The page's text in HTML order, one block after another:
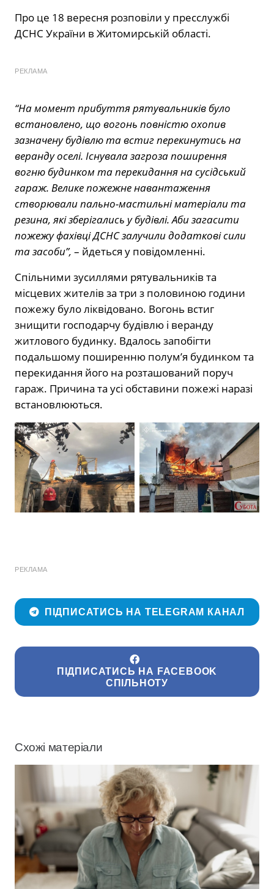
Про це 18 вересня розповіли у пресслужбі
ДСНС України в Житомирській області.
РЕКЛАМА
“На момент прибуття рятувальників було
встановлено, що вогонь повністю охопив
зазначену будівлю та встиг перекинутись на
веранду оселі. Існувала загроза поширення
вогню будинком та перекидання на сусідський
гараж. Велике пожежне навантаження
створювали пально-мастильні матеріали та
резина, які зберігались у будівлі. Аби загасити
пожежу фахівці ДСНС залучили додаткові сили
та засоби”, – йдеться у повідомленні.
Спільними зусиллями рятувальників та
місцевих жителів за три з половиною години
пожежу було ліквідовано. Вогонь встиг
знищити господарчу будівлю і веранду
житлового будинку. Вдалось запобігти
подальшому поширенню полумʼя будинком та
перекидання його на розташований поруч
гараж. Причина та усі обставини пожежі наразі
встановлюються.
РЕКЛАМА
ПІДПИСАТИСЬ НА TELEGRAM КАНАЛ
ПІДПИСАТИСЬ НА FACEBOOK
СПІЛЬНОТУ
Схожі матеріали